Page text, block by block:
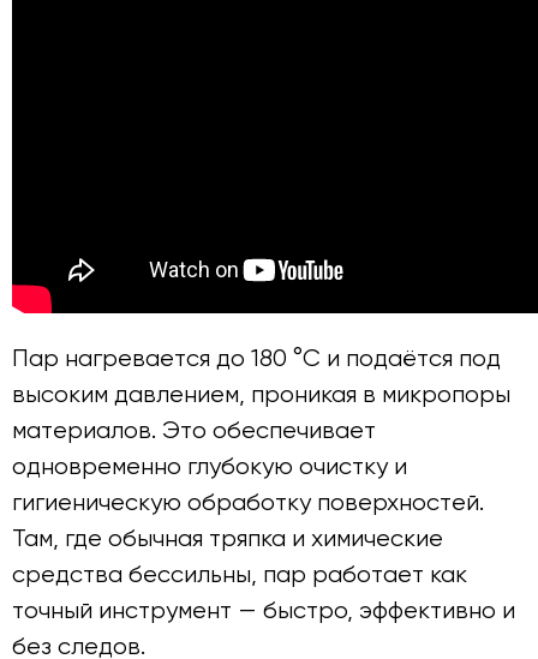
Пар нагревается до 180 °C и подаётся под
высоким давлением, проникая в микропоры
материалов. Это обеспечивает
одновременно глубокую очистку и
гигиеническую обработку поверхностей.
Там, где обычная тряпка и химические
средства бессильны, пар работает как
точный инструмент — быстро, эффективно и
без следов.